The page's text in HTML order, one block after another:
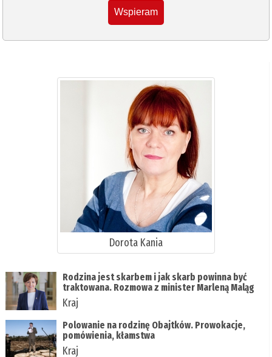
Wspieram
Dorota Kania
Rodzina jest skarbem i jak skarb powinna być
traktowana. Rozmowa z minister Marleną Maląg
Kraj
Polowanie na rodzinę Obajtków. Prowokacje,
pomówienia, kłamstwa
Kraj